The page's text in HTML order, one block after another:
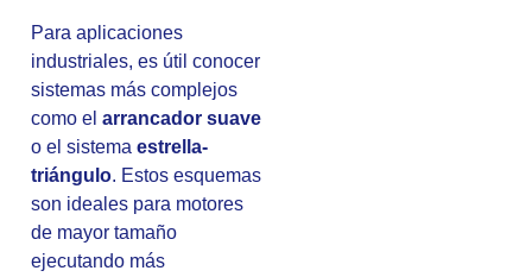
Para aplicaciones
industriales, es útil conocer
sistemas más complejos
como el arrancador suave
o el sistema estrella-
triángulo. Estos esquemas
son ideales para motores
de mayor tamaño
ejecutando más